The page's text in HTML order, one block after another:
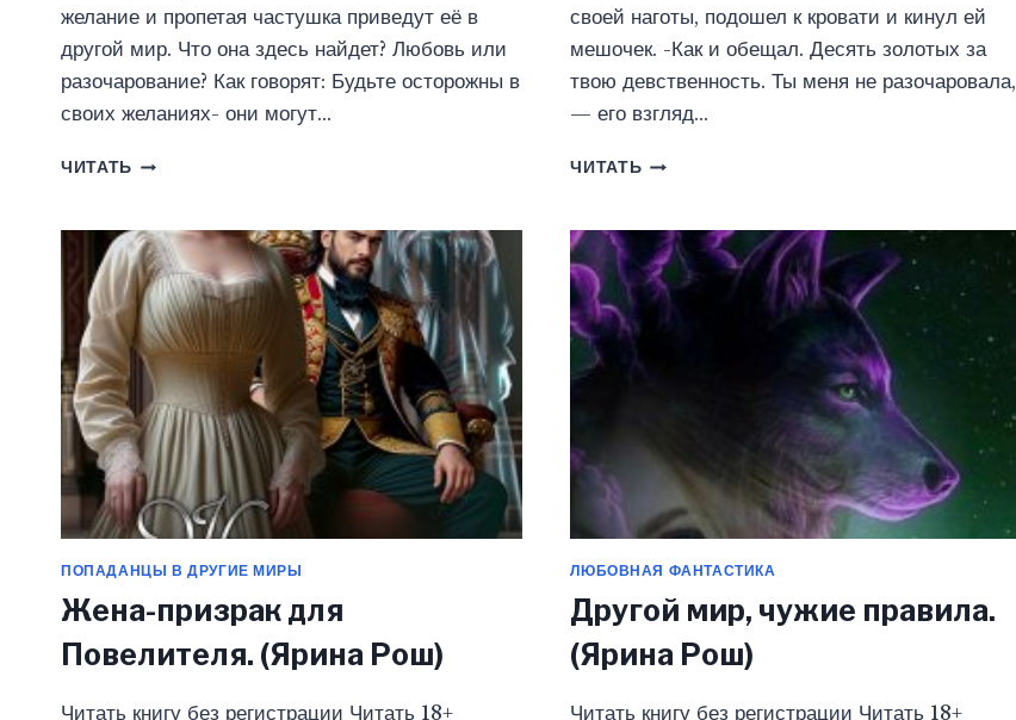
желание и пропетая частушка приведут её в
другой мир. Что она здесь найдет? Любовь или
разочарование? Как говорят: Будьте осторожны в
своих желаниях- они могут…
ЧИТАТЬ Я
ДЛЯ
ТЕБЯ
(ЯРИНА
РОШ)
своей наготы, подошел к кровати и кинул ей
мешочек. -Как и обещал. Десять золотых за
твою девственность. Ты меня не разочаровала,
— его взгляд…
ЧИТАТЬ Я
ЭТО
МНЕ
РЕШАТЬ.
ПОПАДАНЦЫ В ДРУГИЕ МИРЫ
Жена-призрак для
Повелителя. (Ярина Рош)
Читать книгу без регистрации Читать 18+
ЛЮБОВНАЯ ФАНТАСТИКА
Другой мир, чужие правила.
(Ярина Рош)
Читать книгу без регистрации Читать 18+